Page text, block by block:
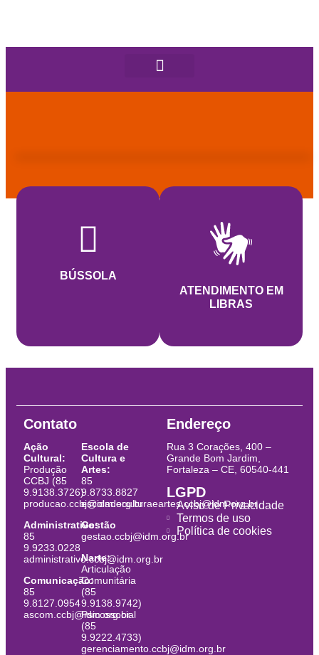
BÚSSOLA
ATENDIMENTO EM
LIBRAS
Contato
Ação
Cultural:
Produção
CCBJ (85
9.9138.3726)
producao.ccbj@idm.org.br
Administrativo:
85
9.9233.0228
administrativo.ccbj@idm.org.br
Comunicação:
85
9.8127.0954
ascom.ccbj@idm.org.br
Escola de
Cultura e
Artes:
85
9.8733.8827
escoladeculturaeartes.ccbj@idm.org.br
Gestão
gestao.ccbj@idm.org.br
Narte:
Articulação
Comunitária
(85
9.9138.9742)
Psicossocial
(85
9.9222.4733)
gerenciamento.ccbj@idm.org.br
Endereço
Rua 3 Corações, 400 –
Grande Bom Jardim,
Fortaleza – CE, 60540-441
LGPD
Aviso de Privacidade
Termos de uso
Política de cookies